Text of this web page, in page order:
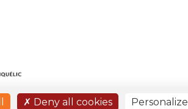
Deny all cookies Personalize